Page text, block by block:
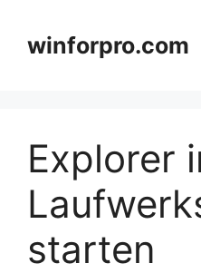
springenwinforpro.com
Explorer
starten